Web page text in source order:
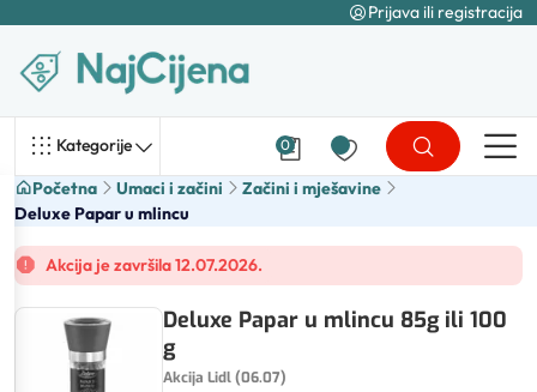
Prijava ili registracija
Kategorije 0
Početna Umaci i začini
Začini i mješavine
Deluxe Papar u mlincu
Akcija je završila 12.07.2026.
Deluxe Papar u mlincu 85g ili 100
g
Akcija Lidl (06.07)